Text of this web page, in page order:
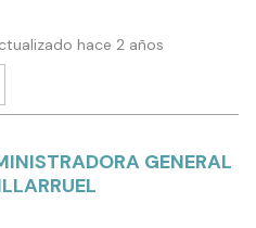
hace 2 años
GENERAL